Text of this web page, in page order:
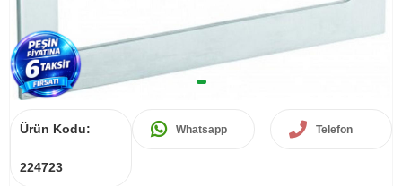
Ürün Kodu:
224723
Whatsapp Telefon